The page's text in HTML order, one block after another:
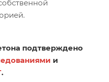
подтверждено
и
.